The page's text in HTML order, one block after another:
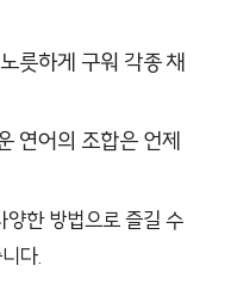
릇하게 구워 각종 채
연어의 조합은 언제
한 방법으로 즐길 수
다.